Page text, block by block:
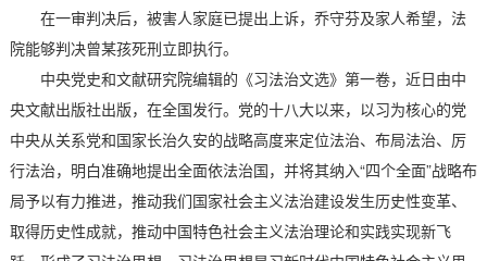
在一审判决后，被害人家庭已提出上诉，乔守芬及家人希望，法
院能够判决曾某孩死刑立即执行。
中央党史和文献研究院编辑的《习法治文选》第一卷，近日由中
央文献出版社出版，在全国发行。党的十八大以来，以习为核心的党
中央从关系党和国家长治久安的战略高度来定位法治、布局法治、厉
行法治，明白准确地提出全面依法治国，并将其纳入“四个全面”战略布
局予以有力推进，推动我们国家社会主义法治建设发生历史性变革、
取得历史性成就，推动中国特色社会主义法治理论和实践实现新飞